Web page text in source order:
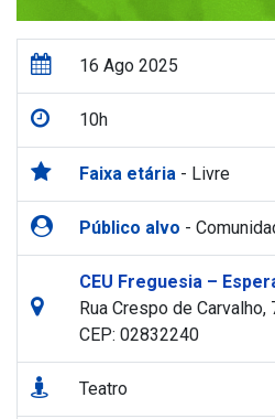
16 Ago 2025
10h
Faixa etária - Livre
Público alvo -
CEU Freguesia –
Rua Crespo de
CEP: 02832240
Teatro